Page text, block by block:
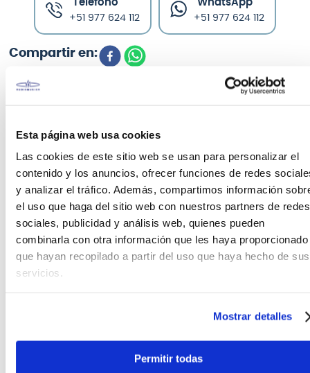
Esta página web usa cookies
Las cookies de este sitio web se usan para personalizar el
contenido y los anuncios, ofrecer funciones de redes
y analizar el tráfico. Además, compartimos información
el uso que haga del sitio web con nuestros partners de redes
sociales, publicidad y análisis web, quienes pueden
combinarla con otra información que les haya proporcionado
que hayan recopilado a partir del uso que haya hecho de sus
servicios.
Mostrar detalles
Permitir todas
Teléfono
+51 977 624 112
WhatsApp
+51 977 624 112
CARACTERÍSTICAS DEL PRODUCTO
Resolv SE5 Samson ofrece un rediseño del clásico
Resolv A, pero con una reproducción de sonido más
precisa. Utiliza las últimas innovaciones en
ingeniería de altavoz, esta tecnología proporciona
una imagen estéreo excelente para grabación,
post-producción o en todo tipo de aplicación, ya
sea en casa o en estudio de grabación. En su panel
posterior incorpora entradas en formato jack 1/4
FICHA TÉCNICA Y DIMENSIONES